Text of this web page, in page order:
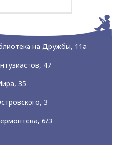
на Дружбы, 11а
47
35
3
6/3